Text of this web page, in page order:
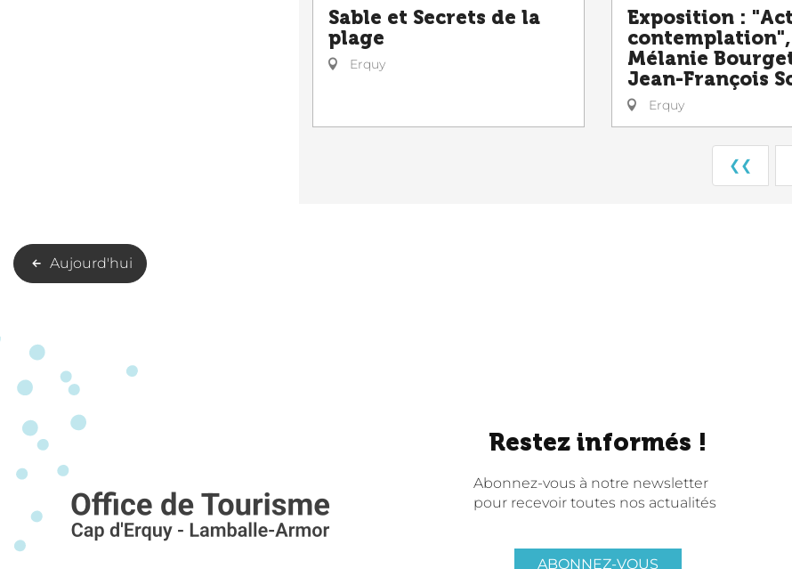
Sable et Secrets de la
plage
Erquy
Exposition :
contemplation",
Mélanie
Jean-François
Erquy
❮❮
Aujourd'hui
Restez informés !
Abonnez-vous à notre newsletter
pour recevoir toutes nos actualités
ABONNEZ-VOUS